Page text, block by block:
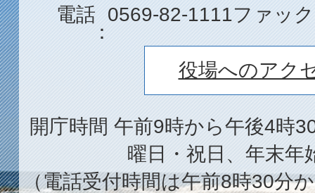
電話
0569-82-1111ファッ
役場へのアク
開庁時間 午前9時から午後4時
曜日・祝日、年末年
（電話受付時間は午前8時30分